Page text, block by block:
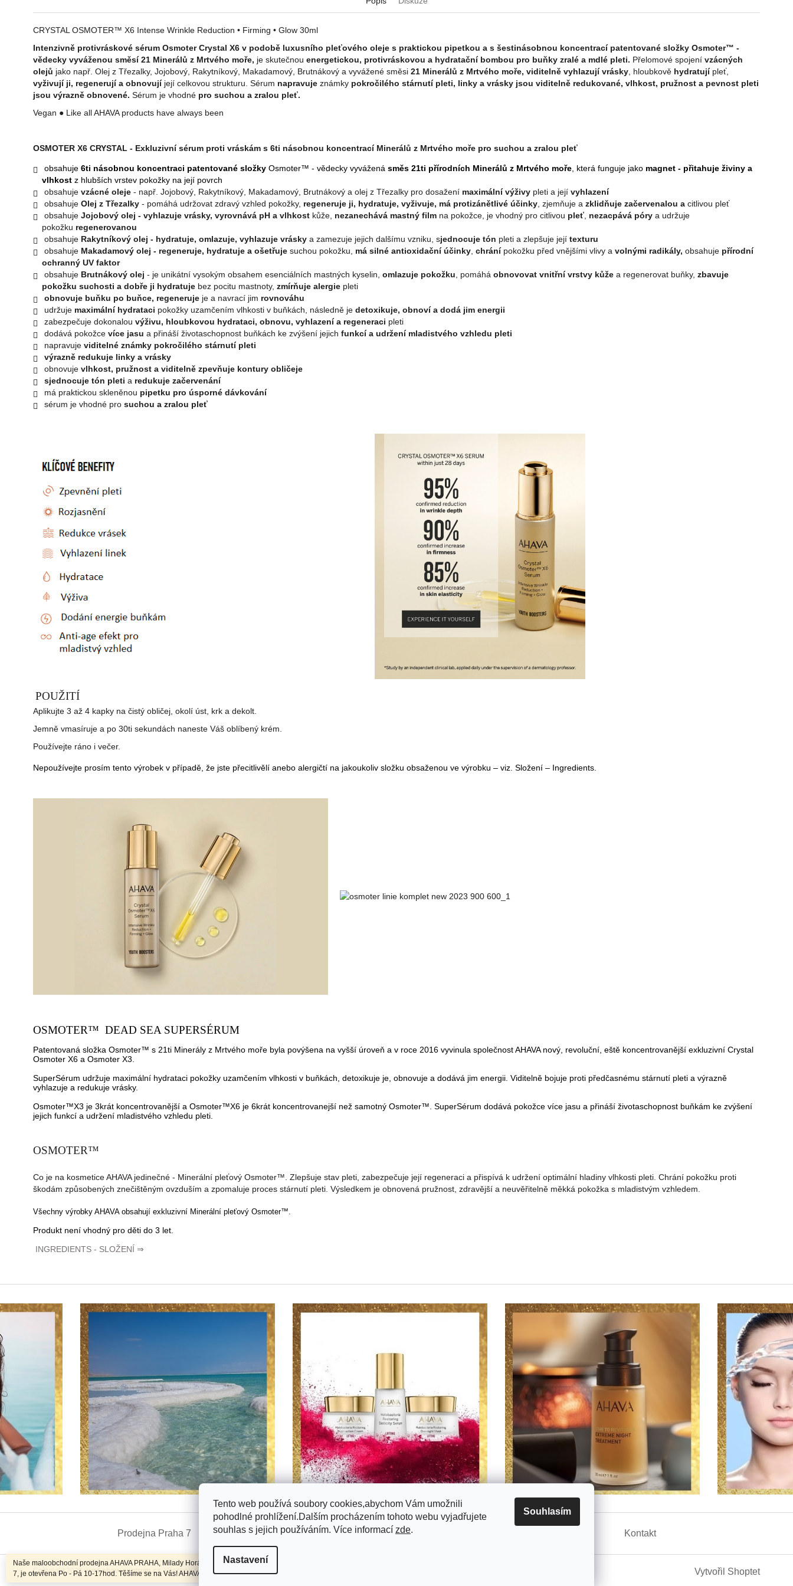
Tento web používá soubory cookies,abychom Vám umožnili
pohodlné prohlížení.Dalším procházením tohoto webu vyjadřujete
souhlas s jejich používáním. Více informací zde.
Nastavení
Souhlasím
Naše maloobchodní prodejna AHAVA PRAHA, Milady Horákové 860/76, Praha
7, je otevřena Po - Pá 10-17hod. Těšíme se na Vás! AHAVA TEAM
CRYSTAL OSMOTER™ X6 Intense Wrinkle Reduction • Firming • Glow 30ml
Intenzivně protivráskové sérum Osmoter Crystal X6 v podobě luxusního pleťového oleje s praktickou pipetkou a s šestinásobnou koncentrací patentované složky Osmoter™ -
vědecky vyváženou směsí 21 Minerálů z Mrtvého moře, je skutečnou energetickou, protivráskovou a hydratační bombou pro buňky zralé a mdlé pleti. Přelomové spojení vzácných
olejů jako např. Olej z Třezalky, Jojobový, Rakytníkový, Makadamový, Brutnákový a vyvážené směsi 21 Minerálů z Mrtvého moře, viditelně vyhlazují vrásky , hloubkově hydratujípleť,
vyživují ji, regenerují a obnovujíjejí celkovou strukturu. Sérum napravuje známky pokročilého stárnutí pleti, linky a vrásky jsou viditelně redukované, vlhkost, pružnost a pevnost pleti
jsou výrazně obnovené. Sérum je vhodné pro suchou a zralou pleť.
Vegan ● Like all AHAVA products have always been
OSMOTER X6 CRYSTAL - Exkluzivní sérum proti vráskám s 6ti násobnou koncentrací Minerálů z Mrtvého moře pro suchou a zralou pleť
obsahuje 6ti násobnou koncentraci patentované složky Osmoter™ - vědecky vyvážená směs 21ti přírodních Minerálů z Mrtvého moře , která funguje jako magnet - přitahuje živiny a
vlhkost z hlubších vrstev pokožky na její povrch
obsahuje vzácné oleje - např. Jojobový, Rakytníkový, Makadamový, Brutnákový a olej z Třezalky pro dosažení maximální výživy pleti a její vyhlazení
obsahuje Olej z Třezalky - pomáhá udržovat zdravý vzhled pokožky, regeneruje ji, hydratuje, vyživuje, má protizánětlivé účinky , zjemňuje a zklidňuje začervenalou a citlivou pleť
obsahuje Jojobový olej - vyhlazuje vrásky, vyrovnává pH a vlhkost kůže, nezanechává mastný film na pokožce, je vhodný pro citlivou pleť nezacpává póry a udržuje
pokožku regenerovanou
obsahuje Rakytníkový olej - hydratuje, omlazuje, vyhlazuje vrásky a zamezuje jejich dalšímu vzniku, sjednocuje tón pleti a zlepšuje její texturu
obsahuje Makadamový olej - regeneruje, hydratuje a ošetřuje suchou pokožku, má silné antioxidační účinky chrání pokožku před vnějšími vlivy a volnými radikály, obsahuje přírodní
ochranný UV faktor
obsahuje Brutnákový olej - je unikátní vysokým obsahem esenciálních mastných kyselin, omlazuje pokožku , pomáhá obnovovat vnitřní vrstvy kůže a regenerovat buňky, zbavuje
pokožku suchosti a dobře ji hydratuje bez pocitu mastnoty, zmírňuje alergie pleti
obnovuje buňku po buňce, regeneruje je a navrací jim rovnováhu
udržuje maximální hydrataci pokožky uzamčením vlhkosti v buňkách, následně je detoxikuje, obnoví a dodá jim energii
zabezpečuje dokonalou výživu, hloubkovou hydrataci, obnovu, vyhlazení a regeneraci pleti
dodává pokožce více jasu a přináší životaschopnost buňkách ke zvýšení jejich funkcí a udržení mladistvého vzhledu pleti
napravuje viditelné známky pokročilého stárnutí pleti
výrazně redukuje linky a vrásky
obnovuje vlhkost, pružnost a viditelně zpevňuje kontury obličeje
sjednocuje tón pleti a redukuje začervenání
má praktickou skleněnou pipetku pro úsporné dávkování
sérum je vhodné pro suchou a zralou pleť
POUŽITÍ
Aplikujte 3 až 4 kapky na čistý obličej, okolí úst, krk a dekolt.
Jemně vmasíruje a po 30ti sekundách naneste Váš oblíbený krém.
Používejte ráno i večer.
Nepoužívejte prosím tento výrobek v případě, že jste přecitlivělí anebo alergičtí na jakoukoliv složku obsaženou ve výrobku – viz. Složení – Ingredients.
OSMOTER™ DEAD SEA SUPERSÉRUM
Patentovaná složka Osmoter™ s 21ti Minerály z Mrtvého moře byla povýšena na vyšší úroveň a v roce 2016 vyvinula společnost AHAVA nový, revoluční, eště koncentrovanější exkluzivní Crystal
Osmoter X6 a Osmoter X3.
SuperSérum udržuje maximální hydrataci pokožky uzamčením vlhkosti v buňkách, detoxikuje je, obnovuje a dodává jim energii. Viditelně bojuje proti předčasnému stárnutí pleti a výrazně
vyhlazuje a redukuje vrásky.
Osmoter™X3 je 3krát koncentrovanější a Osmoter™X6 je 6krát koncentrovanejší než samotný Osmoter™. SuperSérum dodává pokožce více jasu a přináší životaschopnost buňkám ke zvýšení
jejich funkcí a udržení mladistvého vzhledu pleti.
OSMOTER™
Co je na kosmetice AHAVA jedinečné - Minerální pleťový Osmoter™. Zlepšuje stav pleti, zabezpečuje její regeneraci a přispívá k udržení optimální hladiny vlhkosti pleti. Chrání pokožku proti
škodám způsobených znečištěným ovzduším a zpomaluje proces stárnutí pleti. Výsledkem je obnovená pružnost, zdravější a neuvěřitelně měkká pokožka s mladistvým vzhledem.
Všechny výrobky AHAVA obsahují exkluzivní Minerální pleťový Osmoter™.
Produkt není vhodný pro děti do 3 let.
INGREDIENTS - SLOŽENÍ ⇒
a
Prodejna Praha 7 Doprava a platba EET GDPR Kontakt
Vytvořil Shoptet
Copyright 2026 www.ahavacentrum.cz. Všechna práva vyhrazena.